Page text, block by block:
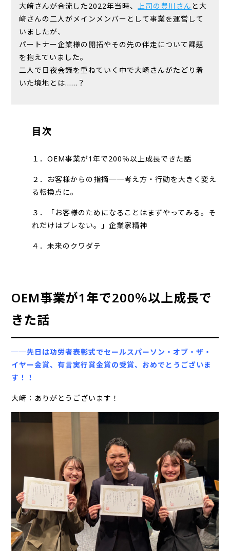
大﨑さんが合流した2022年当時、
上司の豊川さん と大
﨑さんの二人がメインメンバーとして事業を運営して
いましたが、
パートナー企業様の開拓やその先の伴走について課題
を抱えていました。
二人で日夜会議を重ねていく中で大崎さんがたどり着
いた境地とは……？
目次
１．OEM事業が1年で200％以上成長できた話
２．お客様からの指摘──考え方・行動を大きく変え
る転換点に。
３．「お客様のためになることはまずやってみる。そ
れだけはブレない。」企業家精神
４．未来のクワダテ
OEM事業が1年で200％以上成長で
きた話
──先日は功労者表彰式でセールスパーソン・オブ・ザ・
イヤー金賞、有言実行賞金賞の受賞、おめでとうございま
す！！
大﨑：ありがとうございます！